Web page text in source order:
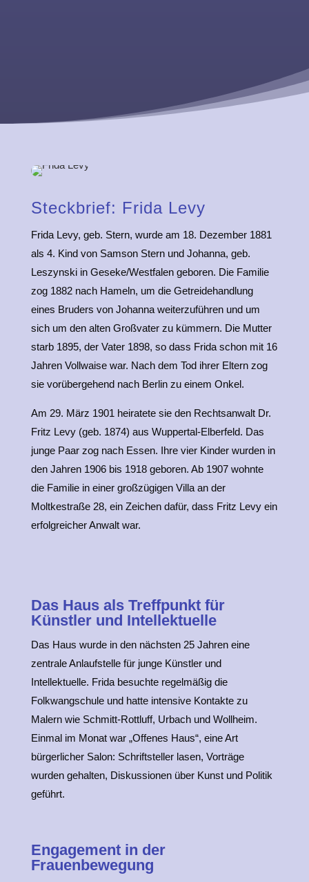
Steckbrief: Frida Levy
Frida Levy, geb. Stern, wurde am 18. Dezember 1881
als 4. Kind von Samson Stern und Johanna, geb.
Leszynski in Geseke/Westfalen geboren. Die Familie
zog 1882 nach Hameln, um die Getreidehandlung
eines Bruders von Johanna weiterzuführen und um
sich um den alten Großvater zu kümmern. Die Mutter
starb 1895, der Vater 1898, so dass Frida schon mit 16
Jahren Vollwaise war. Nach dem Tod ihrer Eltern zog
sie vorübergehend nach Berlin zu einem Onkel.
Am 29. März 1901 heiratete sie den Rechtsanwalt Dr.
Fritz Levy (geb. 1874) aus Wuppertal-Elberfeld. Das
junge Paar zog nach Essen. Ihre vier Kinder wurden in
den Jahren 1906 bis 1918 geboren. Ab 1907 wohnte
die Familie in einer großzügigen Villa an der
Moltkestraße 28, ein Zeichen dafür, dass Fritz Levy ein
erfolgreicher Anwalt war.
Das Haus als Treffpunkt für
Künstler und Intellektuelle
Das Haus wurde in den nächsten 25 Jahren eine
zentrale Anlaufstelle für junge Künstler und
Intellektuelle. Frida besuchte regelmäßig die
Folkwangschule und hatte intensive Kontakte zu
Malern wie Schmitt-Rottluff, Urbach und Wollheim.
Einmal im Monat war „Offenes Haus“, eine Art
bürgerlicher Salon: Schriftsteller lasen, Vorträge
wurden gehalten, Diskussionen über Kunst und Politik
geführt.
Engagement in der
Frauenbewegung